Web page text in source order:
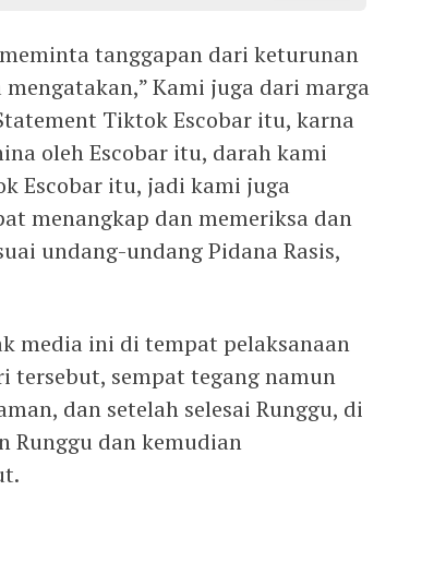
tanggapan dari keturunan
Kami juga dari marga
Tiktok Escobar itu, karna
oleh Escobar itu, darah kami
Escobar itu, jadi kami juga
menangkap dan memeriksa dan
undang-undang Pidana Rasis,
media ini di tempat pelaksanaan
tersebut, sempat tegang namun
dan setelah selesai Runggu, di
Runggu dan kemudian